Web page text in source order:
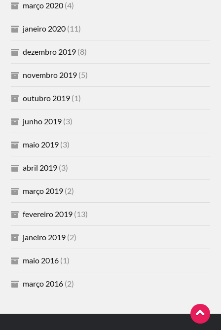
março 2020 (4)
janeiro 2020 (11)
dezembro 2019 (8)
novembro 2019 (5)
outubro 2019 (1)
junho 2019 (3)
maio 2019 (3)
abril 2019 (3)
março 2019 (2)
fevereiro 2019 (13)
janeiro 2019 (2)
maio 2016 (1)
março 2016 (2)